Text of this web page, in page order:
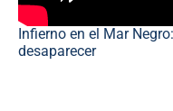
Infierno en el Mar
desaparecer